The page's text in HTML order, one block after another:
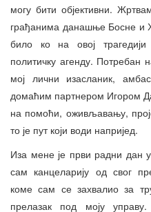
могу бити објективни.
грађанима данашње Босне и
било ко на овој
политичку агенду. Потребан
мој лични изасланик,
домаћим партнером Игором
на помоћи, оживљавању,
то је пут који води напријед.
Иза мене је први радни дан
сам канцеларију од свог
коме сам се захвалио за
прелазак под моју